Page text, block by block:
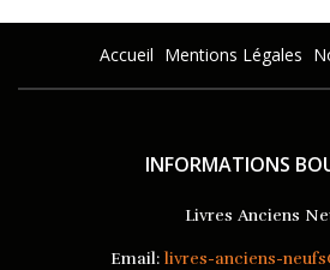
Accueil Mentions Légales
INFORMATIONS
Livres Anciens
Email: livres-anciens-